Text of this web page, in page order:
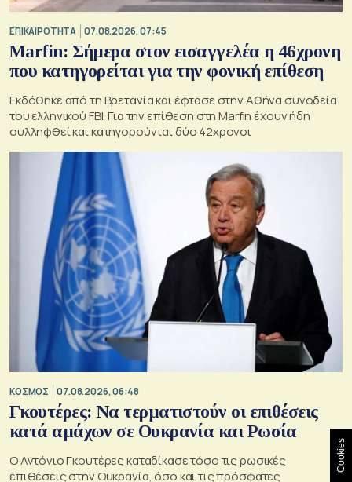
ΕΠΙΚΑΙΡΟΤΗΤΑ 07.08.2026, 07:45
Marfin: Σήμερα στον εισαγγελέα η 46χρονη
που κατηγορείται για την φονική επίθεση
Εκδόθηκε από τη Βρετανία και έφτασε στην Αθήνα συνοδεία
του ελληνικού FBI. Για την επίθεση στη Marfin έχουν ήδη
συλληφθεί και κατηγορούνται δύο 42χρονοι
ΚΟΣΜΟΣ 07.08.2026, 06:48
Γκουτέρες: Να τερματιστούν οι επιθέσεις
κατά αμάχων σε Ουκρανία και Ρωσία
Ο Αντόνιο Γκουτέρες καταδίκασε τόσο τις ρωσικές
επιθέσεις στην Ουκρανία, όσο και τις πρόσφατες
Cookies